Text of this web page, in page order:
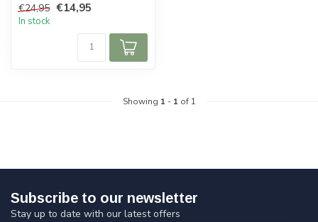
€24,95 €14,95
In stock
Showing 1 - 1 of 1
Subscribe to our newsletter
Stay up to date with our latest offers